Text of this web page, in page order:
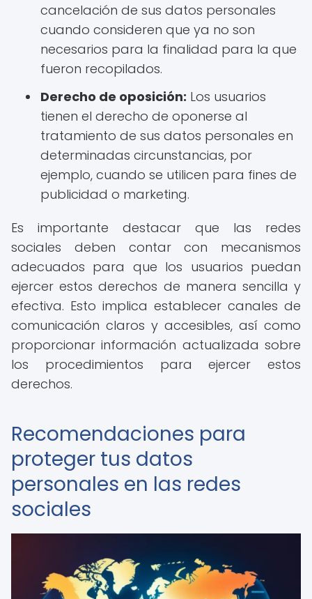
cancelación de sus datos personales
cuando consideren que ya no son
necesarios para la finalidad para la que
fueron recopilados.
Derecho de oposición: Los usuarios
tienen el derecho de oponerse al
tratamiento de sus datos personales en
determinadas circunstancias, por
ejemplo, cuando se utilicen para fines de
publicidad o marketing.
Es importante destacar que las redes
sociales deben contar con mecanismos
adecuados para que los usuarios puedan
ejercer estos derechos de manera sencilla y
efectiva. Esto implica establecer canales de
comunicación claros y accesibles, así como
proporcionar información actualizada sobre
los procedimientos para ejercer estos
derechos.
Recomendaciones para
proteger tus datos
personales en las redes
sociales